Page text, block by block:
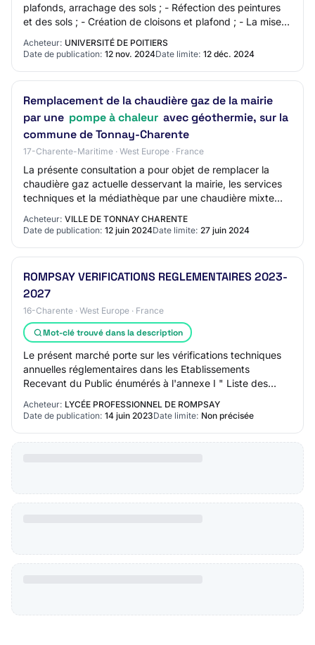
plafonds, arrachage des sols ; - Réfection des peintures
et des sols ; - Création de cloisons et plafond ; - La mise
en place d'une pompe à cha…
Acheteur: UNIVERSITÉ DE POITIERS
Date de publication: 12 nov. 2024Date limite: 12 déc. 2024
Remplacement de la chaudière gaz de la mairie
par une pompe à chaleur avec géothermie, sur la
commune de Tonnay-Charente
17-Charente-Maritime · West Europe · France
La présente consultation a pour objet de remplacer la
chaudière gaz actuelle desservant la mairie, les services
techniques et la médiathèque par une chaudière mixte
Acheteur: VILLE DE TONNAY CHARENTE
Date de publication: 12 juin 2024Date limite: 27 juin 2024
ROMPSAY VERIFICATIONS REGLEMENTAIRES 2023-
2027
16-Charente · West Europe · France
Mot-clé trouvé dans la description
Le présent marché porte sur les vérifications techniques
annuelles réglementaires dans les Etablissements
Recevant du Public énumérés à l'annexe I " Liste des
adhérents " du présent C.C.P.Le marché c…
Acheteur: LYCÉE PROFESSIONNEL DE ROMPSAY
Date de publication: 14 juin 2023Date limite: Non précisée